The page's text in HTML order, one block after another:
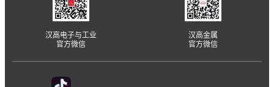
汉高电子与工业
官方微信
汉高金属
官方微信